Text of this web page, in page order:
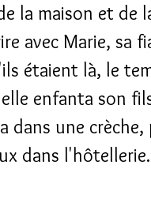
la maison et de
avec Marie, sa
étaient là, le
enfanta son
dans une crèche,
dans l'hôtellerie.